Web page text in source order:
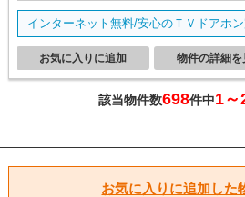
インターネット無料/安心のＴＶドアホ
物件の詳細を
お気に入りに追加
該当物件数698件中1～
お気に入りに追加した